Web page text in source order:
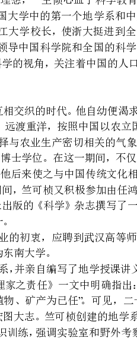
蔡元培院长之邀，参与筹建观象台，负责气象组工作。翌年月，出任中央研究院气象研究
所所长，在开创我国近代气象事业的艰苦道路上迈出了第一步，实现了他年前归国时期
望独立自主开展我国气象研究的夙愿。他亲自选定在北极阁建所，把中国的气象学研究和气
大力开展气象台站建设。具有一定规模的气象台站建设，是独立自主开展气象预报的基
幼年的竺可桢正值中华民族处于内乱外侮互相交织的时代。他自幼便渴求知识，期望国
到美国伊利诺大学农学院习农学。毕业后，又选择与农业生产密切相关的气象学作为攻读对
他终身坚持求是精神的思想基础。在哈佛大学期间，竺可桢又积极参加由任鸿隽、杨铨等中
国留学生发起的中国科学社的各项活动，为该社出版的《科学》杂志撰写了一批文章，成为
竺可桢年回国后，仍不改献身科教事业的初衷，应聘到武汉高等师范学校执教，
在东南大学，竺可桢创办了我国第一个地学系，并亲自编写了地学授课讲义《地学通论》。
1921“ 年，他在《科学》杂志上发表的《吾国地理家之责任》一文中明确指出：培养一批中
国地学家以调查全国的地形、气候、人种及动植物、矿产为已任。可见，二十年代初的竺
可桢已立下了在中国开展调查全国自然资源的宏图大志。竺可桢创建的地学系，含地理、气
南大学地学系曾培养出我国最早的地学家，如张其昀、胡焕庸、朱炳海、吕炯、王庸等。南
年国民政府定都南京，决定成立中央研究院，作为全国最高学术机构。竺可桢应